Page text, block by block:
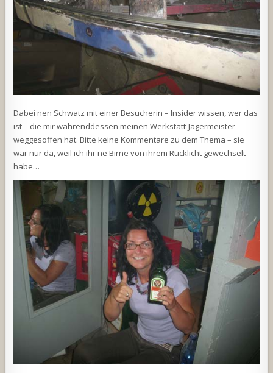
Dabei nen Schwatz mit einer Besucherin – Insider wissen, wer das
ist – die mir währenddessen meinen Werkstatt-Jägermeister
weggesoffen hat. Bitte keine Kommentare zu dem Thema – sie
war nur da, weil ich ihr ne Birne von ihrem Rücklicht gewechselt
habe…